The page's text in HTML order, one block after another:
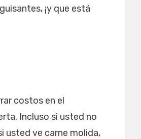
¡y que está
costos en el
Incluso si usted no
usted ve carne molida,